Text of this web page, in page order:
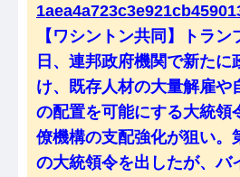
【ワシントン共同】トラ
日、連邦政府機関で新たに
け、既存人材の大量解雇や
の配置を可能にする大統領
僚機構の支配強化が狙い。
の大統領令を出したが、バ